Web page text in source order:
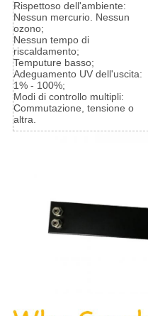
Rispettoso dell'ambiente:
Nessun mercurio. Nessun
ozono;
Nessun tempo di
riscaldamento;
Temputure basso;
Adeguamento UV dell'uscita:
1% - 100%;
Modi di controllo multipli:
Commutazione, tensione o
altra.